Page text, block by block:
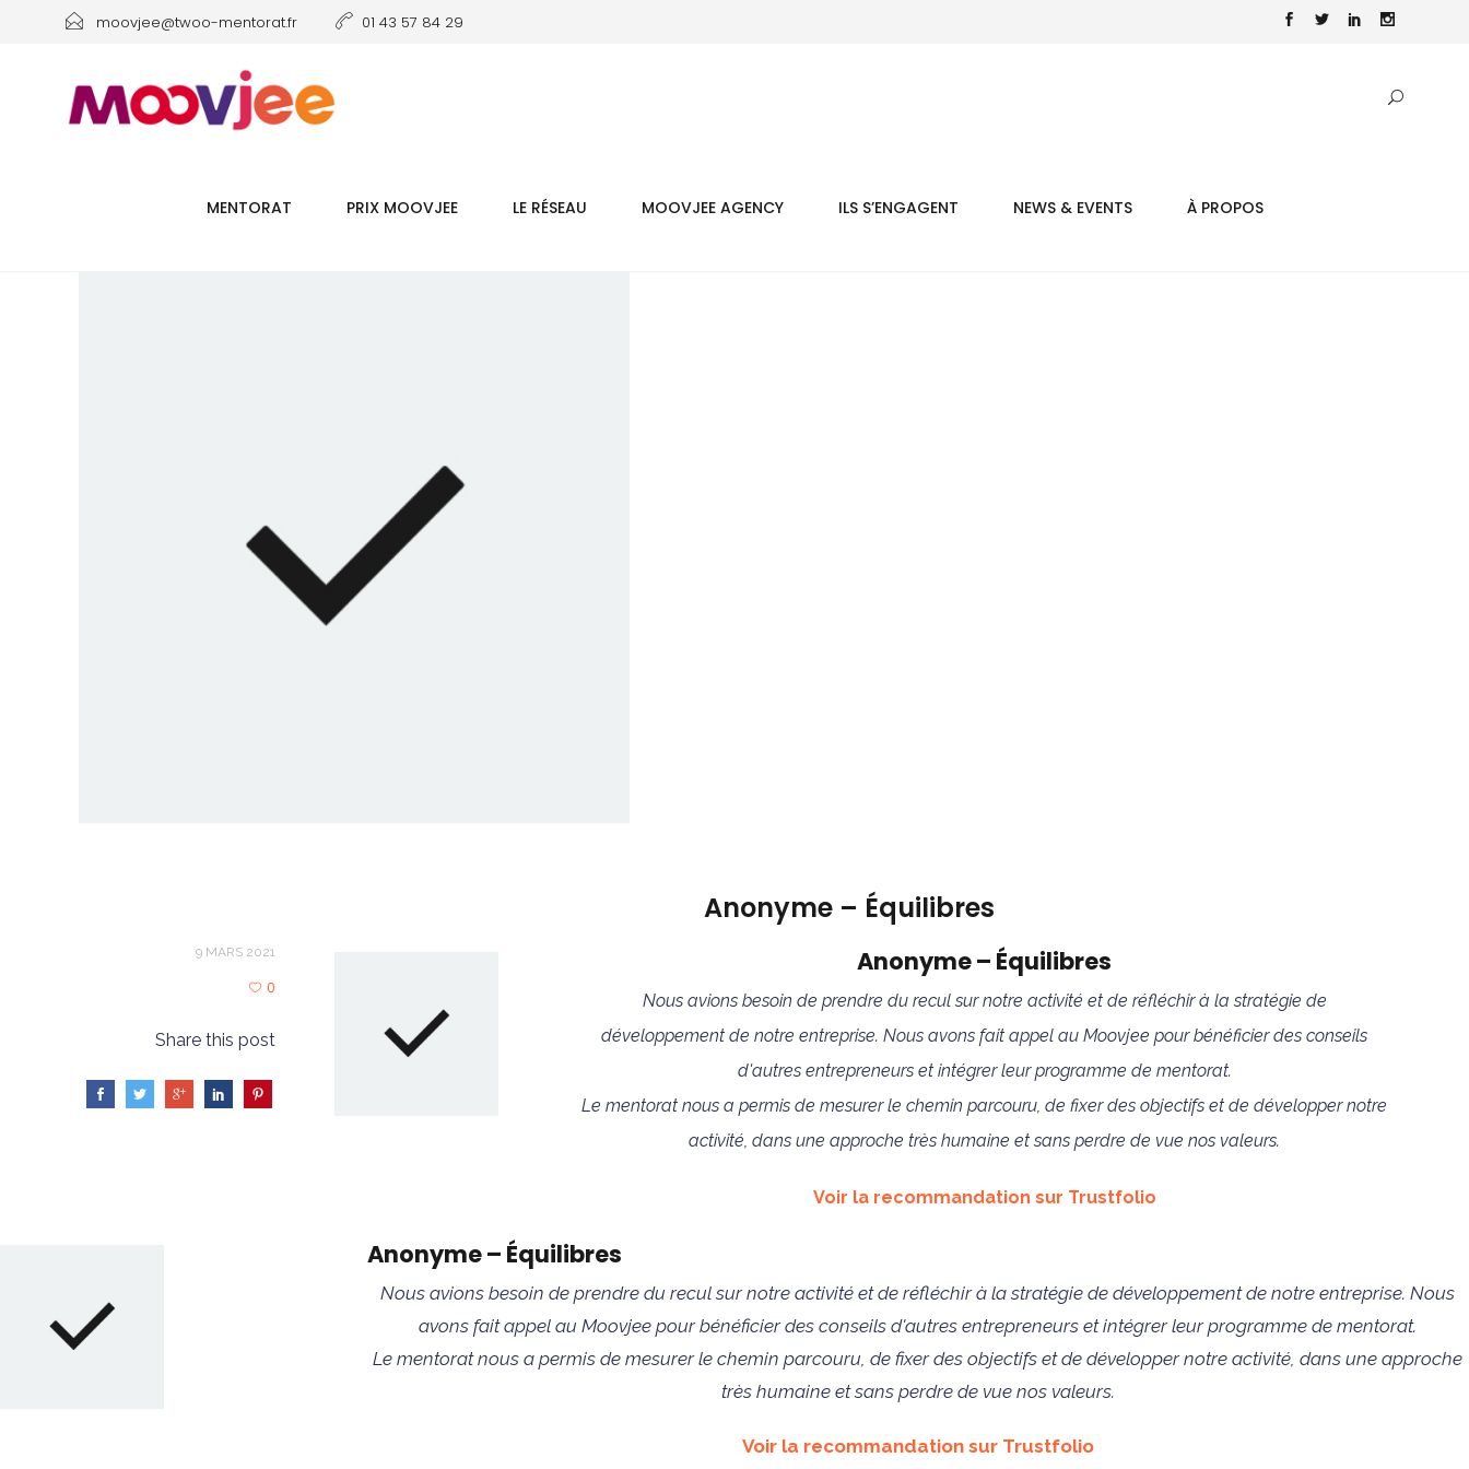
moovjee@twoo-mentorat.fr 01 43 57 84 29
MENTORAT PRIX MOOVJEE LE RÉSEAU MOOVJEE AGENCY ILS S’ENGAGENT NEWS & EVENTS À PROPOS
Anonyme – Équilibres
9 MARS 2021
0
Share this post
Anonyme – Équilibres
Nous avions besoin de prendre du recul sur notre activité et de réfléchir à la stratégie de
développement de notre entreprise. Nous avons fait appel au Moovjee pour bénéficier des conseils
d'autres entrepreneurs et intégrer leur programme de mentorat.
Le mentorat nous a permis de mesurer le chemin parcouru, de fixer des objectifs et de développer notre
activité, dans une approche très humaine et sans perdre de vue nos valeurs.
Voir la recommandation sur Trustfolio
Anonyme – Équilibres
Nous avions besoin de prendre du recul sur notre activité et de réfléchir à la stratégie de développement de notre entreprise. Nous
avons fait appel au Moovjee pour bénéficier des conseils d'autres entrepreneurs et intégrer leur programme de mentorat.
Le mentorat nous a permis de mesurer le chemin parcouru, de fixer des objectifs et de développer notre activité, dans une approche
très humaine et sans perdre de vue nos valeurs.
Voir la recommandation sur Trustfolio